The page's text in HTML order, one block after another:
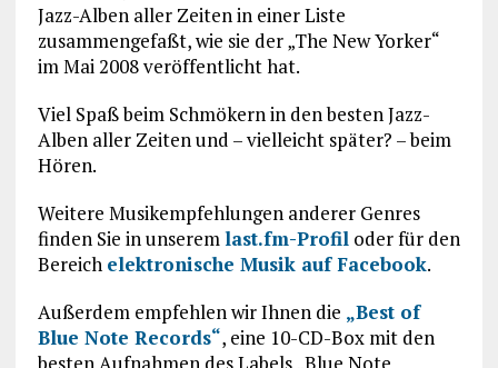
Jazz-Alben aller Zeiten in einer Liste
zusammengefaßt, wie sie der „The New Yorker“
im Mai 2008 veröffentlicht hat.
Viel Spaß beim Schmökern in den besten Jazz-
Alben aller Zeiten und – vielleicht später? – beim
Hören.
Weitere Musikempfehlungen anderer Genres
finden Sie in unseremlast.fm-Profiloder für den
Bereich elektronische Musik auf Facebook.
Außerdem empfehlen wir Ihnen die „Best of
Blue Note Records“, eine 10-CD-Box mit den